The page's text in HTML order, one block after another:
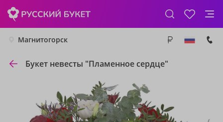
Магнитогорск
Букет невесты "Пламенное сердце"